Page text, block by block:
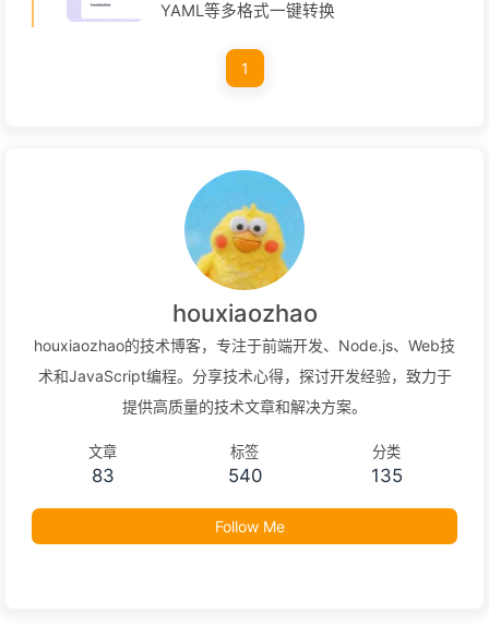
YAML等多格式一键转换
1
houxiaozhao
houxiaozhao的技术博客，专注于前端开发、Node.js、Web技
术和JavaScript编程。分享技术心得，探讨开发经验，致力于
提供高质量的技术文章和解决方案。
文章
83
标签
540
分类
135
Follow Me